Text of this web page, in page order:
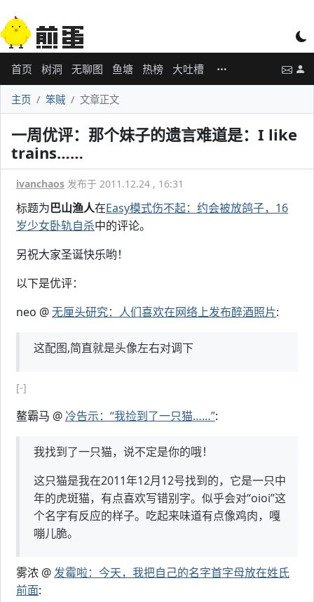
首页 树洞 无聊图 鱼塘 热榜 大吐槽
主页 笨贼 文章正文
一周优评：那个妹子的遗言难道是：I like
trains……
ivanchaos 发布于 2011.12.24 , 16:31
标题为巴山渔人在Easy模式伤不起：约会被放鸽子，16
岁少女卧轨自杀中的评论。
另祝大家圣诞快乐哟！
以下是优评：
neo @无厘头研究：人们喜欢在网络上发布醉酒照片:
这配图,简直就是头像左右对调下
[-]
鳌霸马 @ 冷告示：“我捡到了一只猫……”:
我找到了一只猫，说不定是你的哦！
这只猫是我在2011年12月12号找到的，它是一只中
年的虎斑猫，有点喜欢写错别字。似乎会对“oioi”这
个名字有反应的样子。吃起来味道有点像鸡肉，嘎
嘣儿脆。
雾浓 @发霉啦：今天，我把自己的名字首字母放在姓氏
前面: